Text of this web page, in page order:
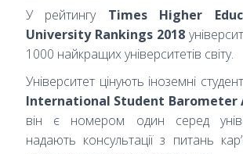
У рейтингу Times Higher
University Rankings 2018
1000 найкращих університетів світу.
Університет цінують іноземні
International Student Barometer
він є номером один серед
надають консультації з питань